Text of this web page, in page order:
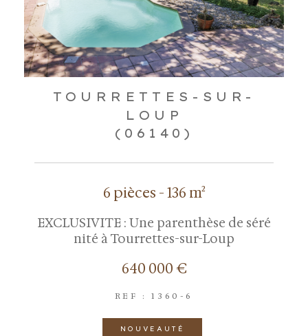
TOURRETTES-SUR-
LOUP
(06140)
6 pièces - 136 m²
EXCLUSIVITE : Une parenthèse de séré
nité à Tourrettes-sur-Loup
640 000 €
REF : 1360-6
NOUVEAUTÉ